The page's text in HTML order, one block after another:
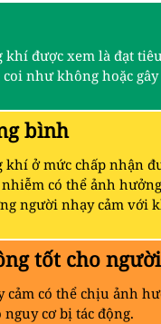
khí được xem là đạt
như không hoặc
bình
khí ở mức chấp nhận
nhiễm có thể ảnh
người nhạy cảm với
tốt cho
cảm có thể chịu ảnh
cơ bị tác động.